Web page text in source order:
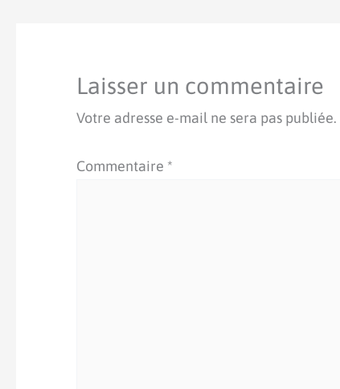
Laisser un commentaire
Votre adresse e-mail ne sera pas publiée.
Commentaire *